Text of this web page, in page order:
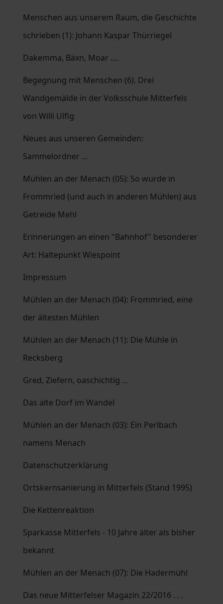
Menschen aus unserem Raum, die Geschichte
schrieben (1): Johann Kaspar Thürriegel
Dakemma, Bäxn, Moar ....
Begegnung mit Menschen (6). Drei
Wandgemälde in der Volksschule Mitterfels
von Willi Ulfig
Neues aus unseren Gemeinden:
Sammelordner ...
Mühlen an der Menach (05): So wurde in
Frommried (und auch in anderen Mühlen) aus
Getreide Mehl
Erinnerungen an einen "Bahnhof" besonderer
Art: Haltepunkt Wiespoint
Impressum
Mühlen an der Menach (04): Frommried, eine
der ältesten Mühlen
Mühlen an der Menach (11): Die Mühle in
Recksberg
Gred, Ziefern, oaschichtig ...
Das alte Dorf im Wandel
Mühlen an der Menach (03): Ein Perlbach
namens Menach
Datenschutzerklärung
Ortskernsanierung in Mitterfels (Stand 1995)
Die Kettenreaktion
Sparkasse Mitterfels - 10 Jahre älter als bisher
bekannt
Mühlen an der Menach (07): Die Hadermühl
Das neue Mitterfelser Magazin 22/2016 . . .